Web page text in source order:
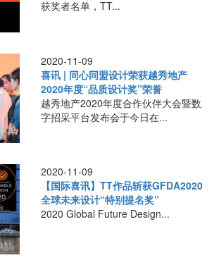
获奖者名单，TT...
2020-11-09
喜讯 | 同心同盟设计荣获越秀地产
2020年度“品质设计奖”荣誉
越秀地产2020年度合作伙伴大会暨数
字招采平台发布会于今日在...
2020-11-09
【国际喜讯】TT作品斩获GFDA2020
全球未来设计“特别提名奖”
2020 Global Future Design...